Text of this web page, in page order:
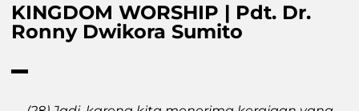
KINGDOM WORSHIP | Pdt. Dr.
Ronny Dwikora Sumito